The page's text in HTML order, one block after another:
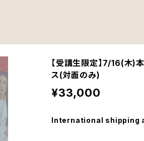
【受講生限定】7/16(木)
ス(対面のみ)
¥33,000
International shipping